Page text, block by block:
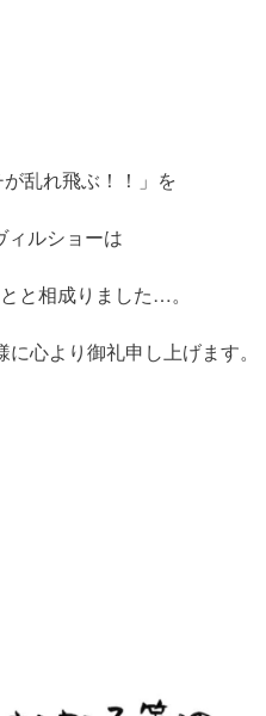
乱れ飛ぶ！！」を
ィルショーは
と相成りました…。
心より御礼申し上げます。